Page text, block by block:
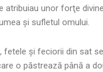
atribuiau unor forţe
şi sufletul omului.
fetele şi feciorii din sat
o păstrează până a